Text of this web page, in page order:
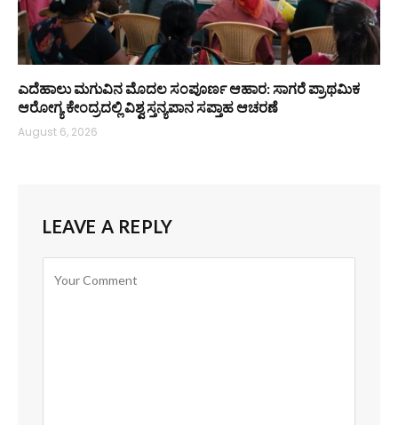
ಎದೆಹಾಲು ಮಗುವಿನ ಮೊದಲ ಸಂಪೂರ್ಣ ಆಹಾರ: ಸಾಗರೆ ಪ್ರಾಥಮಿಕ
ಆರೋಗ್ಯ ಕೇಂದ್ರದಲ್ಲಿ ವಿಶ್ವ ಸ್ತನ್ಯಪಾನ ಸಪ್ತಾಹ ಆಚರಣೆ
August 6, 2026
LEAVE A REPLY